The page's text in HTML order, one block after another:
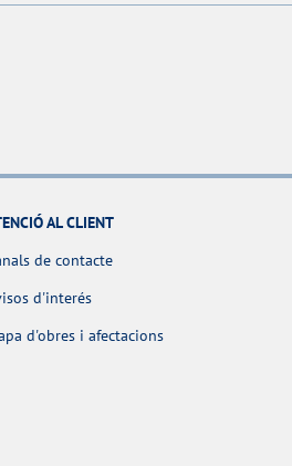
AL CLIENT
de contacte
d'interés
d'obres i afectacions